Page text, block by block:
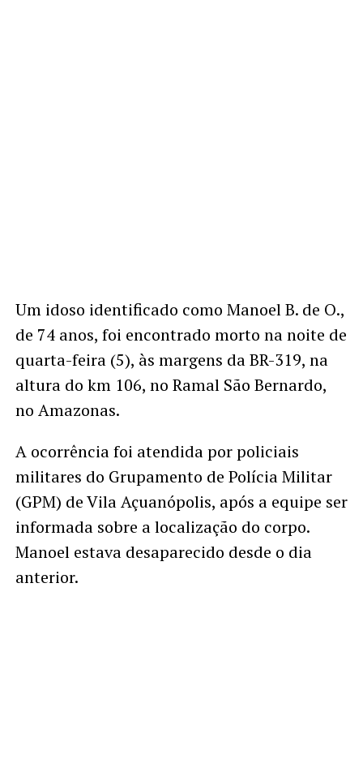
Um idoso identificado como Manoel B. de O.,
de 74 anos, foi encontrado morto na noite de
quarta-feira (5), às margens da BR-319, na
altura do km 106, no Ramal São Bernardo,
no Amazonas.
A ocorrência foi atendida por policiais
militares do Grupamento de Polícia Militar
(GPM) de Vila Açuanópolis, após a equipe ser
informada sobre a localização do corpo.
Manoel estava desaparecido desde o dia
anterior.